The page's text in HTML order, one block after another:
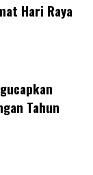
Hari Raya
Tahun